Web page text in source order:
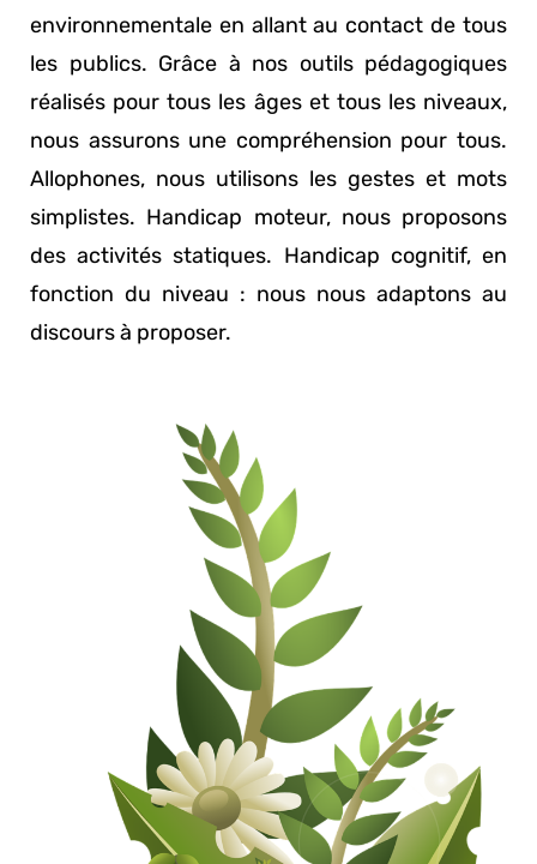
environnementale en allant au contact de tous
les publics. Grâce à nos outils pédagogiques
réalisés pour tous les âges et tous les niveaux,
nous assurons une compréhension pour tous.
Allophones, nous utilisons les gestes et mots
simplistes. Handicap moteur, nous proposons
des activités statiques. Handicap cognitif, en
fonction du niveau : nous nous adaptons au
discours à proposer.